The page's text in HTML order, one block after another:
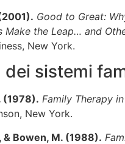
Good to Great:
Make the Leap… and
New York.
dei sistemi
(1978). Family Therapy
New York.
& Bowen, M. (1988).